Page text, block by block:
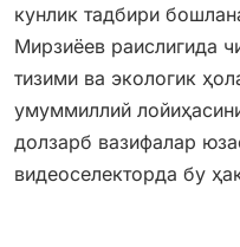
кунлик тадбири
Мирзиёев раислигида
тизими ва экологик
умуммиллий
долзарб вазифалар
видеоселекторда бу